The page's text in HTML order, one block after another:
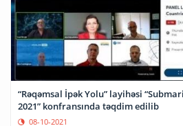
“Rəqəmsal İpək Yolu” layihəsi
2021” konfransında təqdim edilib
08-10-2021